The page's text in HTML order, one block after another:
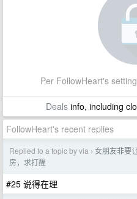
Per FollowHeart's
Dealsinfo, including
FollowHeart's recent replies
Replied to a topic by via › 女朋友非要
房，求打醒
#25 说得在理